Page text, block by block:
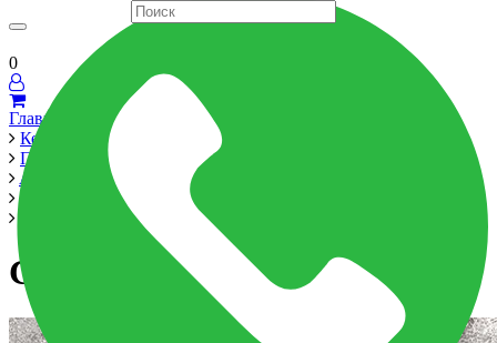
0
Главная
Керамика
Производители
Alma Ceramica
Style 200x600
GFU04RLT07R
GFU04RLT07R